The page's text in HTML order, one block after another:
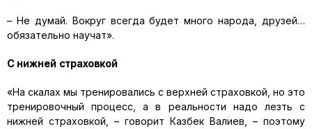
– Не думай. Вокруг всегда будет много народа, друзей…
обязательно научат».
С нижней страховкой
«На скалах мы тренировались с верхней страховкой, но это
тренировочный процесс, а в реальности надо лезть с
нижней страховкой, – говорит Казбек Валиев, – поэтому